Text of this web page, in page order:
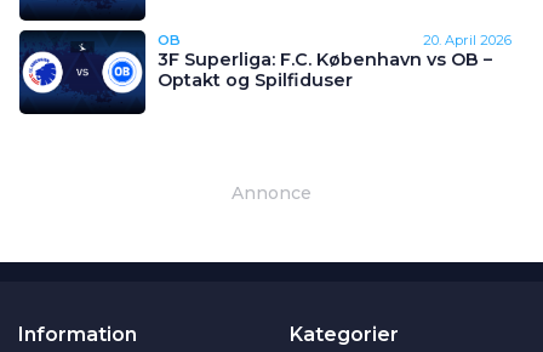
OB 20. April 2026
3F Superliga: F.C. København vs OB –
Optakt og Spilfiduser
Annonce
Information Kategorier